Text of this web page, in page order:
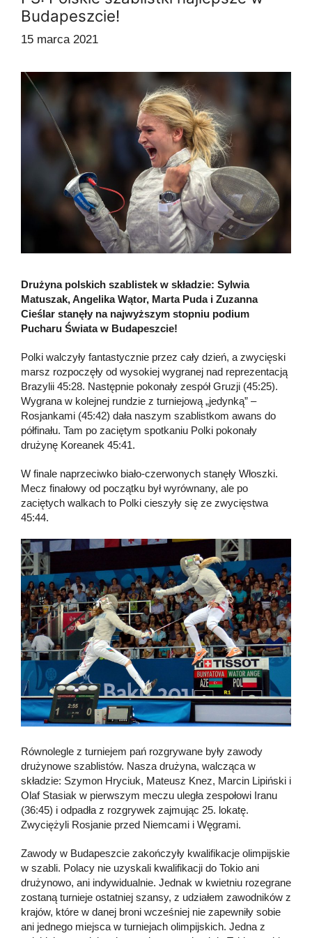
Budapeszcie!
15 marca 2021
Drużyna polskich szablistek w składzie: Sylwia
Matuszak, Angelika Wątor, Marta Puda i Zuzanna
Cieślar stanęły na najwyższym stopniu podium
Pucharu Świata w Budapeszcie!
Polki walczyły fantastycznie przez cały dzień, a zwycięski
marsz rozpoczęły od wysokiej wygranej nad reprezentacją
Brazylii 45:28. Następnie pokonały zespół Gruzji (45:25).
Wygrana w kolejnej rundzie z turniejową „jedynką” –
Rosjankami (45:42) dała naszym szablistkom awans do
półfinału. Tam po zaciętym spotkaniu Polki pokonały
drużynę Koreanek 45:41.
W finale naprzeciwko biało-czerwonych stanęły Włoszki.
Mecz finałowy od początku był wyrównany, ale po
zaciętych walkach to Polki cieszyły się ze zwycięstwa
45:44.
Równolegle z turniejem pań rozgrywane były zawody
drużynowe szablistów. Nasza drużyna, walcząca w
składzie: Szymon Hryciuk, Mateusz Knez, Marcin Lipiński i
Olaf Stasiak w pierwszym meczu uległa zespołowi Iranu
(36:45) i odpadła z rozgrywek zajmując 25. lokatę.
Zwyciężyli Rosjanie przed Niemcami i Węgrami.
Zawody w Budapeszcie zakończyły kwalifikacje olimpijskie
w szabli. Polacy nie uzyskali kwalifikacji do Tokio ani
drużynowo, ani indywidualnie. Jednak w kwietniu rozegrane
zostaną turnieje ostatniej szansy, z udziałem zawodników z
krajów, które w danej broni wcześniej nie zapewniły sobie
ani jednego miejsca w turniejach olimpijskich. Jedna z